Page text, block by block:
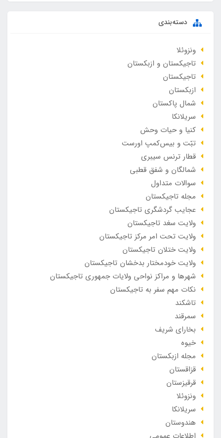
دسته‌بندی
ونزوئلا
تاجیکستان و ازبکستان
تاجیکستان
ازبکستان
شمال پاکستان
سریلانکا
کنیا و حیات وحش
تبّت و بیس‌کمپ اورست
قطار ترنس سیبری
شمالگان و شفق قطبی
سوالات متداول
مجله تاجیکستان
عجایب گردشگری تاجیکستان
ولایت سغد تاجیکستان
ولایت تحت امر مرکز تاجیکستان
ولایت ختلان تاجیکستان
ولایت خودمختار بدخشان تاجیکستان
شهرها و مراکز نواحی ولایات جمهوری تاجیکستان
نکات مهم سفر به تاجیکستان
تاشکند
سمرقند
بخارای شریف
خیوه
مجله ازبکستان
قزاقستان
قرقیزستان
ونزوئلا
سریلانکا
هندوستان